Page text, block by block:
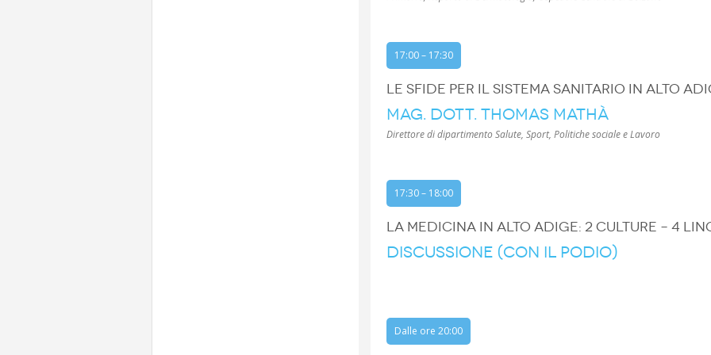
17:00 – 17:30
LE SFIDE PER IL SISTEMA SANITARIO IN ALTO
MAG. DOTT. THOMAS MATHÀ
Direttore di dipartimento Salute, Sport, Politiche sociale e Lavoro
17:30 – 18:00
LA MEDICINA IN ALTO ADIGE: 2 CULTURE – 4
DISCUSSIONE (CON IL PODIO)
Dalle ore 20:00